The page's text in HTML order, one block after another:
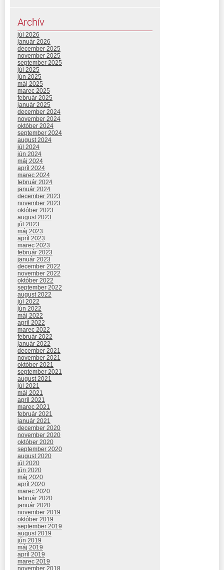
Archív
júl 2026
január 2026
december 2025
november 2025
september 2025
júl 2025
jún 2025
máj 2025
marec 2025
február 2025
január 2025
december 2024
november 2024
október 2024
september 2024
august 2024
júl 2024
jún 2024
máj 2024
apríl 2024
marec 2024
február 2024
január 2024
december 2023
november 2023
október 2023
august 2023
júl 2023
máj 2023
apríl 2023
marec 2023
február 2023
január 2023
december 2022
november 2022
október 2022
september 2022
august 2022
júl 2022
jún 2022
máj 2022
apríl 2022
marec 2022
február 2022
január 2022
december 2021
november 2021
október 2021
september 2021
august 2021
júl 2021
máj 2021
apríl 2021
marec 2021
február 2021
január 2021
december 2020
november 2020
október 2020
september 2020
august 2020
júl 2020
jún 2020
máj 2020
apríl 2020
marec 2020
február 2020
január 2020
november 2019
október 2019
september 2019
august 2019
jún 2019
máj 2019
apríl 2019
marec 2019
november 2018